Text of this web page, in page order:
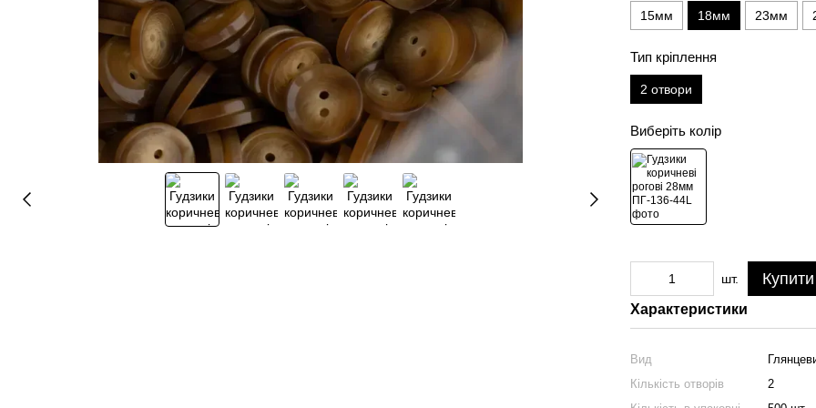
15мм 18мм 23мм
Тип кріплення
2 отвори
Виберіть колір
шт. Купити
Характеристики
Вид
Кількість отворів
2